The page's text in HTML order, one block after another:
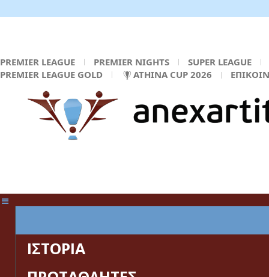
PREMIER LEAGUE PREMIER NIGHTS
SUPER LEAGUE
PREMIER LEAGUE GOLD
ATHINA CUP 2026
ΙΣΤΟΡΙΑ